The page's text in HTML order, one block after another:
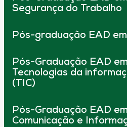
Segurança do Trabalho
Pós-graduação EAD
Pós-Graduação EAD
Tecnologias da
(TIC)
Pós-Graduação EAD
Comunicação e